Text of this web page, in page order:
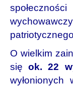
O wielkim
sięok. 22